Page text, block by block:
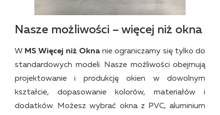
Nasze możliwości – więcej niż okna
W MS Więcej niż Oknanie ograniczamy się tylko do
standardowych modeli. Nasze możliwości obejmują
projektowanie i produkcję okien w dowolnym
kształcie, dopasowanie kolorów, materiałów i
dodatków. Możesz wybrać okna z PVC, aluminium